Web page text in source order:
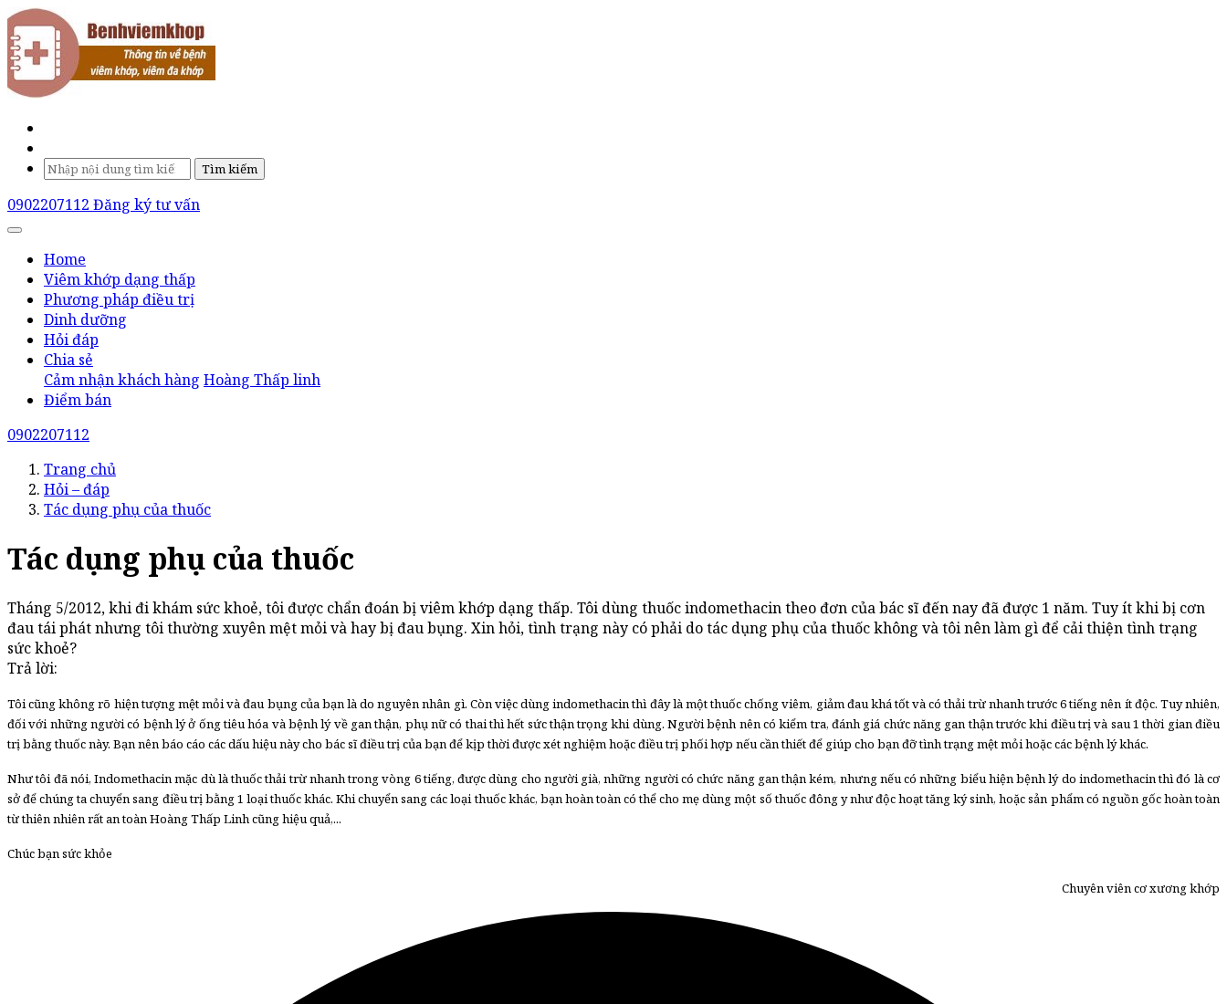
Tìm kiếm
0902207112 Đăng ký tư vấn
Home
Viêm khớp dạng thấp
Phương pháp điều trị
Dinh dưỡng
Hỏi đáp
Chia sẻ
Cảm nhận khách hàng Hoàng Thấp linh
Điểm bán
0902207112
Trang chủ
Hỏi – đáp
Tác dụng phụ của thuốc
Tác dụng phụ của thuốc
Tháng 5/2012, khi đi khám sức khoẻ, tôi được chẩn đoán bị viêm khớp dạng thấp. Tôi dùng thuốc indomethacin theo đơn của bác sĩ đến nay đã được 1 năm. Tuy ít khi bị cơn
đau tái phát nhưng tôi thường xuyên mệt mỏi và hay bị đau bụng. Xin hỏi, tình trạng này có phải do tác dụng phụ của thuốc không và tôi nên làm gì để cải thiện tình trạng
sức khoẻ?
Trả lời:
Tôi cũng không rõ hiện tượng mệt mỏi và đau bụng của bạn là do nguyên nhân gì. Còn việc dùng indomethacin thì đây là một thuốc chống viêm, giảm đau khá tốt và có thải trừ nhanh trước 6 tiếng nên ít độc. Tuy nhiên,
đối với những người có bệnh lý ở ống tiêu hóa và bệnh lý về gan thận, phụ nữ có thai thì hết sức thận trọng khi dùng. Người bệnh nên có kiểm tra, đánh giá chức năng gan thận trước khi điều trị và sau 1 thời gian điều
trị bằng thuốc này. Bạn nên báo cáo các dấu hiệu này cho bác sĩ điều trị của bạn để kịp thời được xét nghiệm hoặc điều trị phối hợp nếu cần thiết để giúp cho bạn đỡ tình trạng mệt mỏi hoặc các bệnh lý khác.
Như tôi đã nói, Indomethacin mặc dù là thuốc thải trừ nhanh trong vòng 6 tiếng, được dùng cho người già, những người có chức năng gan thận kém, nhưng nếu có những biểu hiện bệnh lý do indomethacin thì đó là cơ
sở để chúng ta chuyển sang điều trị bằng 1 loại thuốc khác. Khi chuyển sang các loại thuốc khác, bạn hoàn toàn có thể cho mẹ dùng một số thuốc đông y như độc hoạt tăng ký sinh, hoặc sản phẩm có nguồn gốc hoàn toàn
từ thiên nhiên rất an toàn Hoàng Thấp Linh cũng hiệu quả,...
Chúc bạn sức khỏe
Chuyên viên cơ xương khớp